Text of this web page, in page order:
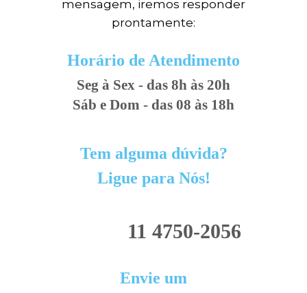
mensagem, iremos responder
prontamente:
Horário de Atendimento
Seg à Sex - das 8h às 20h
Sáb e Dom - das 08 às 18h
Tem alguma dúvida?
Ligue para Nós!
11 4750-2056
Envie um